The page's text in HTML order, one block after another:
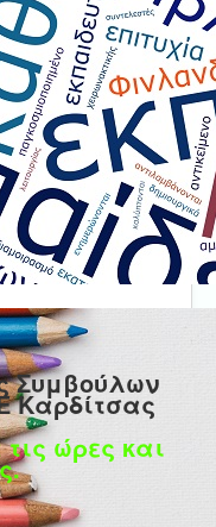
Συμβούλων
Καρδίτσας
ώρες και